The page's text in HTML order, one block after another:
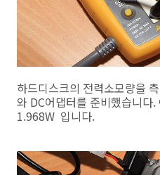
하드디스크의 전력소모량을
와 DC어댑터를 준비했습니다
1.968W 입니다.